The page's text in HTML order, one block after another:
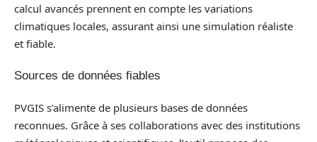
calcul avancés prennent en compte les variations
climatiques locales, assurant ainsi une simulation réaliste
et fiable.
Sources de données fiables
PVGIS s’alimente de plusieurs bases de données
reconnues. Grâce à ses collaborations avec des institutions